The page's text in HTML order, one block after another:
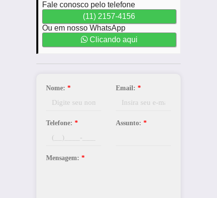
Fale conosco pelo telefone
(11) 2157-4156
Ou em nosso WhatsApp
Clicando aqui
Nome: * Email: *
Telefone: * Assunto: *
Mensagem: *